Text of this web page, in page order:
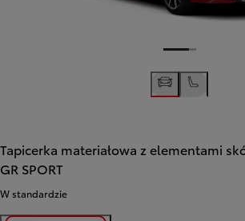
Tapicerka materiałowa z elementami
GR SPORT
W standardzie